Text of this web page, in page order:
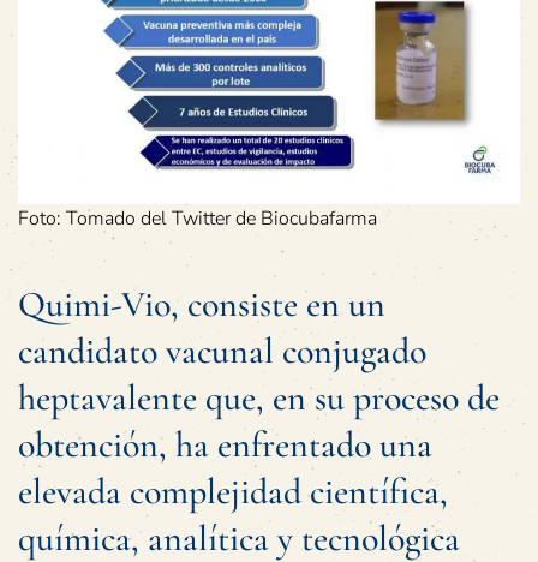
Foto: Tomado del Twitter de Biocubafarma
Quimi-Vio, consiste en un
candidato vacunal conjugado
heptavalente que, en su proceso de
obtención, ha enfrentado una
elevada complejidad científica,
química, analítica y tecnológica